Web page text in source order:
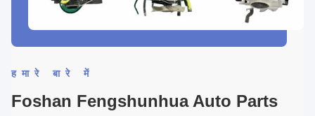
हमारे बारे में
Foshan Fengshunhua Auto Parts